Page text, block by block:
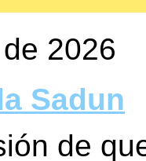
2026
Sadun
de